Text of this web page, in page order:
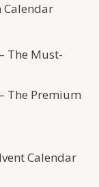
Calendar
The Must-
The Premium
Calendar